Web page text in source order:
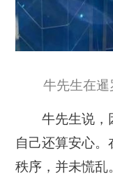
牛先生在
牛先生说，
自己还算安心
秩序，并未慌乱